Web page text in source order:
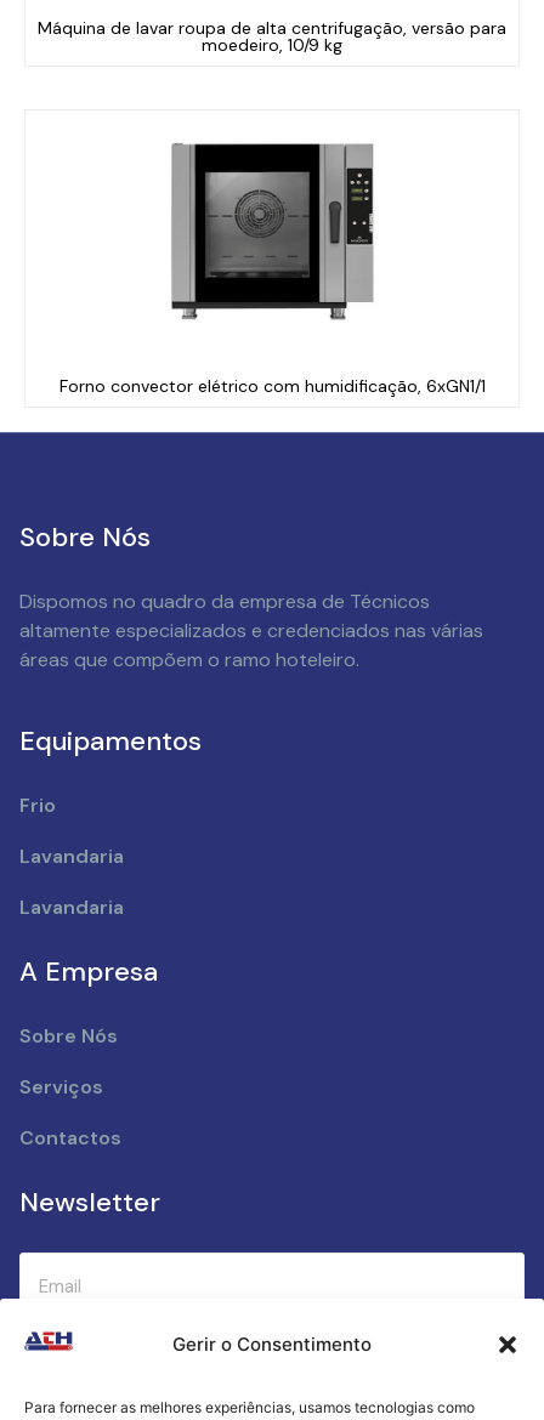
Gerir o Consentimento
Para fornecer as melhores experiências, usamos tecnologias como
Máquina de lavar roupa de alta centrifugação, versão para
moedeiro, 10/9 kg
Forno convector elétrico com humidificação, 6xGN1/1
Sobre Nós
Dispomos no quadro da empresa de Técnicos
altamente especializados e credenciados nas várias
áreas que compõem o ramo hoteleiro.
Equipamentos
Frio
Lavandaria
Lavandaria
A Empresa
Sobre Nós
Serviços
Contactos
Newsletter
Submeter